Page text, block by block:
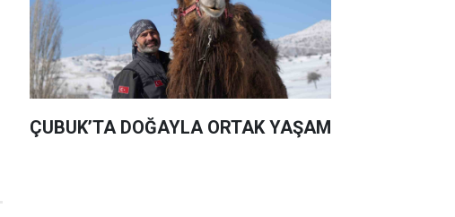
ÇUBUK’TA DOĞAYLA ORTAK YAŞAM